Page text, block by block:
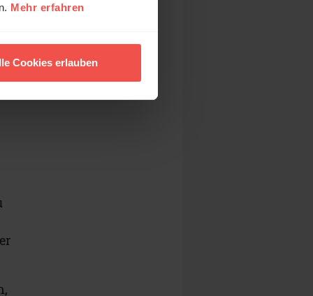
Mehr erfahren
Cookies erlauben